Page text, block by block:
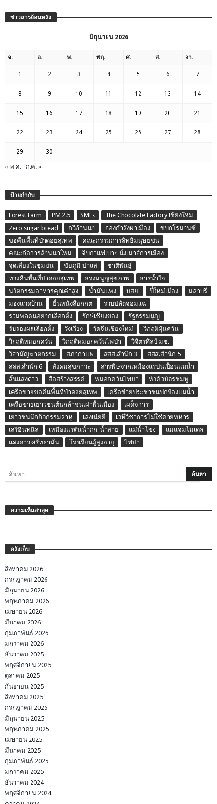
ข่าวสารย้อนหลัง
มิถุนายน 2026
จ. อ. พ. พฤ. ศ. ส. อา.
1 2 3 4 5 6 7
8 9 10 11 12 13 14
15 16 17 18 19 20 21
22 23 24 25 26 27 28
29 30
« พ.ค. ก.ค. »
ป้ายกำกับ
Forest Farm PM 2.5 SMEs
The Chocolate Factory เชียงใหม่
Zero sugar bread
กวีล้านนา กองกำลังผาเมือง
ขบถโรมานซ์
ขอคืนพื้นที่ป่าดอยสุเทพ
คณะกรรมการสิทธิมนุษยชน
คณะก่อการล้านนาใหม่
จิบกาแฟเบาๆ นั่งเมาส์การเมือง
จุดเสี่ยงในชุมชน
ชัยภูมิ ป่าแส
ชาติพันธุ์
ทวงคืนพื้นที่ป่าดอยสุเทพ
ธรรมนูญสุขภาพ
ธารน้ำใจ
นวัตกรรมอาหารคุณค่าสูง
น้ำมันแพง บสย. ปี๋ใหม่เมือง
มลาบรี
มองแวดบ้าน
ยื่นหนังสือกกต.
รวบปลัดจอมแฉ
รวมพลคนอยากเลือกตั้ง
รักษ์เชียงของ
รัฐธรรมนูญ
รับรองผลเลือกตั้ง
วังเวียง วัดจีนเชียงใหม่
วิกฤติฝุ่นควัน
วิกฤติหมอกควัน
วิกฤติหมอกควันไฟป่า
วิจิตรศิลป์ มช.
วิสามัญฆาตกรรม
สภากาแฟ สสส.สำนัก 3
สสส.สำนัก 5
สสส.สำนัก 6
สังคมสุขภาวะ
สารพิษจากเหมืองแร่ปนเปื้อนแม่น้ำ
สิ้นแสงดาว
สื่อสร้างสรรค์ หมอกควันไฟป่า
หัวคิวบัตรชมพู
เครือข่ายขอคืนพื้นที่ป่าดอยสุเทพ
เครือข่ายประชาชนปกป้องแม่น้ำ
เครือข่ายเยาวชนต้นกล้าชนเผ่าพื้นเมือง
เผด็จการ
เยาวชนนักกิจกรรมลาหู่
เล่งเน่ยยี่
เวทีวิชาการไม่ใช่ค่ายทหาร
เสรีอินทนิล
เหมืองแร่ต้นน้ำกก-น้ำสาย แม่น้ำโขง
แม่แจ่มโมเดล
แสงดาว ศรัทธามั่น
โรงเรียนผู้สูงอายุ ไฟป่า
ความเห็นล่าสุด
คลังเก็บ
สิงหาคม 2026
กรกฎาคม 2026
มิถุนายน 2026
พฤษภาคม 2026
เมษายน 2026
มีนาคม 2026
กุมภาพันธ์ 2026
มกราคม 2026
ธันวาคม 2025
พฤศจิกายน 2025
ตุลาคม 2025
กันยายน 2025
สิงหาคม 2025
กรกฎาคม 2025
มิถุนายน 2025
พฤษภาคม 2025
เมษายน 2025
มีนาคม 2025
กุมภาพันธ์ 2025
มกราคม 2025
ธันวาคม 2024
พฤศจิกายน 2024